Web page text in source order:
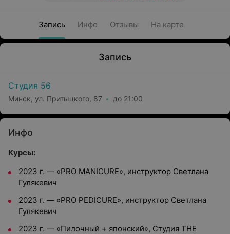
Запись Инфо Отзывы На карте
Запись
Студия 56
Минск, ул. Притыцкого, 87 до 21:00
Инфо
Курсы:
2023 г. — «PRO MANICURE», инструктор Светлана
Гулякевич
2023 г. — «PRO PEDICURE», инструктор Светлана
Гулякевич
2023 г. — «Пилочный + японский», Студия THE